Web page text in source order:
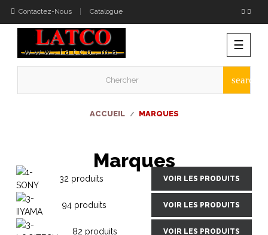
Contactez-Nous Catalogue
la
☰
search
ACCUEIL MARQUES
Marques
32 produits VOIR LES PRODUITS
94 produits VOIR LES PRODUITS
82 produits VOIR LES PRODUITS